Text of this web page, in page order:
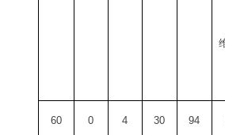
60 0 4 30 94